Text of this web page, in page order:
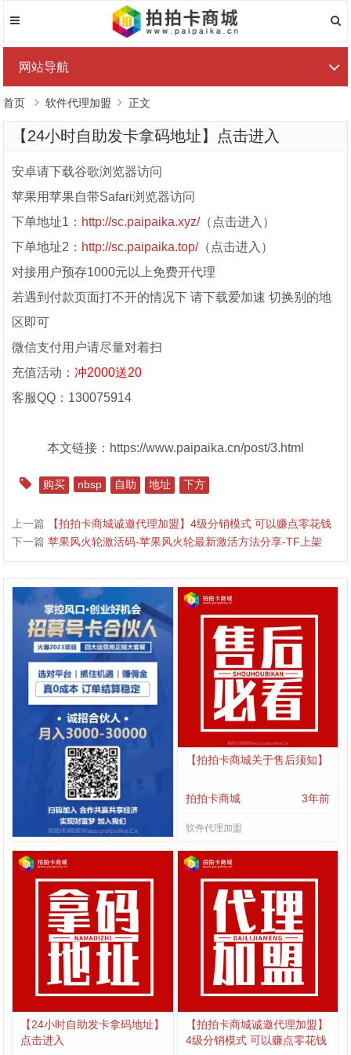
网站导航
首页 软件代理加盟 正文
【24小时自助发卡拿码地址】点击进入
安卓请下载谷歌浏览器访问
苹果用苹果自带Safari浏览器访问
下单地址1： http://sc.paipaika.xyz/（点击进入）
下单地址2： http://sc.paipaika.top/（点击进入）
对接用户预存1000元以上免费开代理
若遇到付款页面打不开的情况下 请下载爱加速 切换别的地
区即可
微信支付用户请尽量对着扫
充值活动：冲2000送20
客服QQ：130075914
本文链接：https://www.paipaika.cn/post/3.html
购买 nbsp 自助 地址 下方
上一篇
【拍拍卡商城诚邀代理加盟】4级分销模式 可以赚点零花钱
下一篇苹果风火轮激活码-苹果风火轮最新激活方法分享-TF上架
招募号卡合伙人-火爆2023项
目-四大运营商正规大套餐-月
入3000-30000
免费办理
软件代理加盟
【拍拍卡商城关于售后须知】
拍拍卡商城 3年前
软件代理加盟
【24小时自助发卡拿码地址】
点击进入
【拍拍卡商城诚邀代理加盟】
4级分销模式 可以赚点零花钱